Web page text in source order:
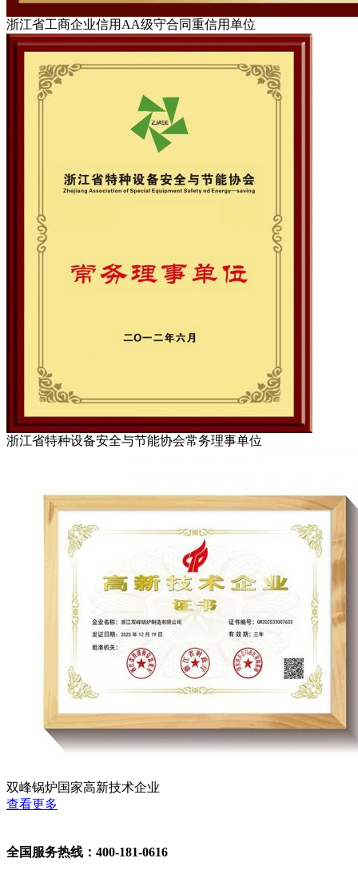
浙江省工商企业信用AA级守合同重信用单位
浙江省特种设备安全与节能协会常务理事单位
双峰锅炉国家高新技术企业
查看更多
全国服务热线：400-181-0616